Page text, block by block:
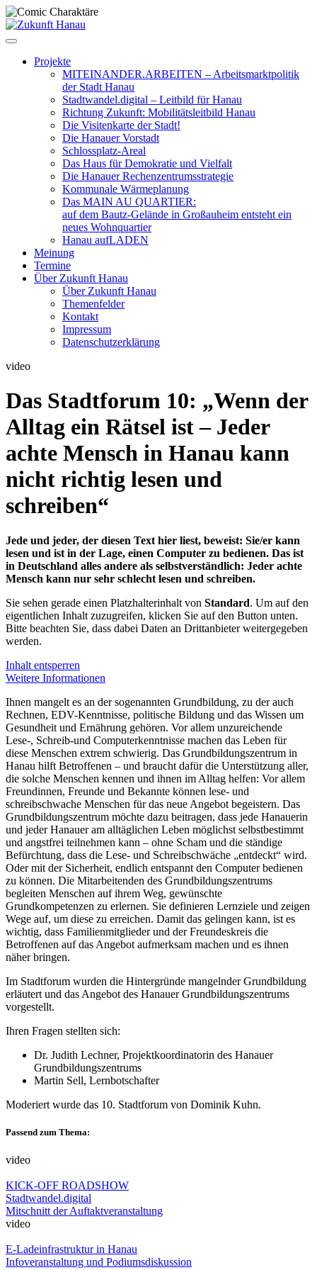
Zum
Projekte
MITEINANDER.ARBEITEN – Arbeitsmarktpolitik
der Stadt Hanau
Stadtwandel.digital – Leitbild für Hanau
Richtung Zukunft: Mobilitätsleitbild Hanau
Die Visitenkarte der Stadt!
Die Hanauer Vorstadt
Schlossplatz-Areal
Das Haus für Demokratie und Vielfalt
Die Hanauer Rechenzentrumsstrategie
Kommunale Wärmeplanung
Das MAIN AU QUARTIER:
auf dem Bautz-Gelände in Großauheim entsteht ein
neues Wohnquartier
Hanau aufLADEN
Meinung
Termine
Über Zukunft Hanau
Über Zukunft Hanau
Themenfelder
Kontakt
Impressum
Datenschutzerklärung
video
Das Stadtforum 10: „Wenn der
Alltag ein Rätsel ist – Jeder
achte Mensch in Hanau kann
nicht richtig lesen und
schreiben“
Jede und jeder, der diesen Text hier liest, beweist: Sie/er kann
lesen und ist in der Lage, einen Computer zu bedienen. Das ist
in Deutschland alles andere als selbstverständlich: Jeder achte
Mensch kann nur sehr schlecht lesen und schreiben.
Sie sehen gerade einen Platzhalterinhalt von Standard. Um auf den
eigentlichen Inhalt zuzugreifen, klicken Sie auf den Button unten.
Bitte beachten Sie, dass dabei Daten an Drittanbieter weitergegeben
werden.
Inhalt entsperren
Weitere Informationen
Ihnen mangelt es an der sogenannten Grundbildung, zu der auch
Rechnen, EDV-Kenntnisse, politische Bildung und das Wissen um
Gesundheit und Ernährung gehören. Vor allem unzureichende
Lese-, Schreib-und Computerkenntnisse machen das Leben für
diese Menschen extrem schwierig. Das Grundbildungszentrum in
Hanau hilft Betroffenen – und braucht dafür die Unterstützung aller,
die solche Menschen kennen und ihnen im Alltag helfen: Vor allem
Freundinnen, Freunde und Bekannte können lese- und
schreibschwache Menschen für das neue Angebot begeistern. Das
Grundbildungszentrum möchte dazu beitragen, dass jede Hanauerin
und jeder Hanauer am alltäglichen Leben möglichst selbstbestimmt
und angstfrei teilnehmen kann – ohne Scham und die ständige
Befürchtung, dass die Lese- und Schreibschwäche „entdeckt“ wird.
Oder mit der Sicherheit, endlich entspannt den Computer bedienen
zu können. Die Mitarbeitenden des Grundbildungszentrums
begleiten Menschen auf ihrem Weg, gewünschte
Grundkompetenzen zu erlernen. Sie definieren Lernziele und zeigen
Wege auf, um diese zu erreichen. Damit das gelingen kann, ist es
wichtig, dass Familienmitglieder und der Freundeskreis die
Betroffenen auf das Angebot aufmerksam machen und es ihnen
näher bringen.
Im Stadtforum wurden die Hintergründe mangelnder Grundbildung
erläutert und das Angebot des Hanauer Grundbildungszentrums
vorgestellt.
Ihren Fragen stellten sich:
Dr. Judith Lechner, Projektkoordinatorin des Hanauer
Grundbildungszentrums
Martin Sell, Lernbotschafter
Moderiert wurde das 10. Stadtforum von Dominik Kuhn.
Passend zum Thema:
video
KICK-OFF ROADSHOW
Stadtwandel.digital
Mitschnitt der Auftaktveranstaltung
video
E-Ladeinfrastruktur in Hanau
Infoveranstaltung und Podiumsdiskussion